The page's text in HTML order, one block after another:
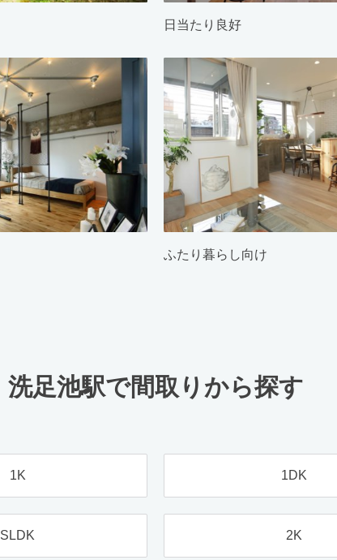
日当たり良好
ふたり暮らし向け
洗足池駅で間取りから探す
1K 1DK
SLDK 2K